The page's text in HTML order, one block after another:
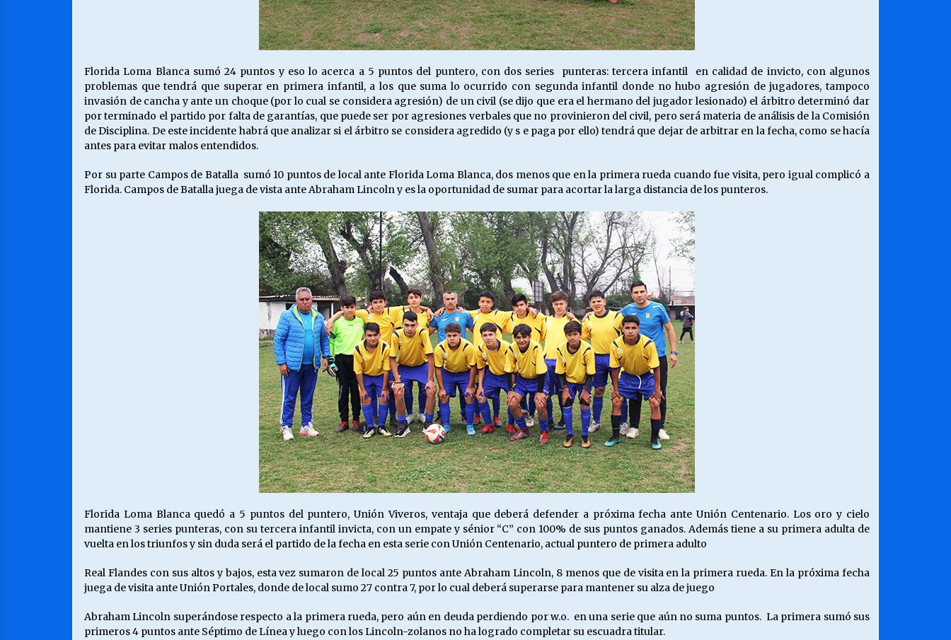
Florida Loma Blanca sumó 24 puntos y eso lo acerca a 5 puntos del puntero, con dos series punteras: tercera infantil en calidad de invicto, con algunos
problemas que tendrá que superar en primera infantil, a los que suma lo ocurrido con segunda infantil donde no hubo agresión de jugadores, tampoco
invasión de cancha y ante un choque (por lo cual se considera agresión) de un civil (se dijo que era el hermano del jugador lesionado) el árbitro determinó dar
por terminado el partido por falta de garantías, que puede ser por agresiones verbales que no provinieron del civil, pero será materia de análisis de la Comisión
de Disciplina. De este incidente habrá que analizar si el árbitro se considera agredido (y s e paga por ello) tendrá que dejar de arbitrar en la fecha, como se hacía
antes para evitar malos entendidos.
Por su parte Campos de Batalla sumó 10 puntos de local ante Florida Loma Blanca, dos menos que en la primera rueda cuando fue visita, pero igual complicó a
Florida. Campos de Batalla juega de vista ante Abraham Lincoln y es la oportunidad de sumar para acortar la larga distancia de los punteros.
Florida Loma Blanca quedó a 5 puntos del puntero, Unión Viveros, ventaja que deberá defender a próxima fecha ante Unión Centenario. Los oro y cielo
mantiene 3 series punteras, con su tercera infantil invicta, con un empate y sénior “C” con 100% de sus puntos ganados. Además tiene a su primera adulta de
vuelta en los triunfos y sin duda será el partido de la fecha en esta serie con Unión Centenario, actual puntero de primera adulto
Real Flandes con sus altos y bajos, esta vez sumaron de local 25 puntos ante Abraham Lincoln, 8 menos que de visita en la primera rueda. En la próxima fecha
juega de visita ante Unión Portales, donde de local sumo 27 contra 7, por lo cual deberá superarse para mantener su alza de juego
Abraham Lincoln superándose respecto a la primera rueda, pero aún en deuda perdiendo por w.o. en una serie que aún no suma puntos. La primera sumó sus
primeros 4 puntos ante Séptimo de Línea y luego con los Lincoln-zolanos no ha logrado completar su escuadra titular.